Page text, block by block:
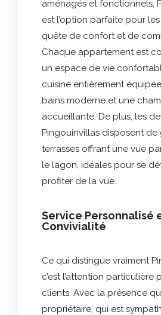
aménagés et fonctionnels,
est l’option parfaite pour
quête de confort et de
Chaque appartement est
un espace de vie
cuisine entièrement
bains moderne et une
accueillante. De plus, les
Pingouinvillas disposent de
terrasses offrant une vue
le lagon, idéales pour se
profiter de la vue.
Service Personnalisé
Convivialité
Ce qui distingue vraiment
c’est l’attention particulière
clients. Avec la présence
propriétaire, qui est